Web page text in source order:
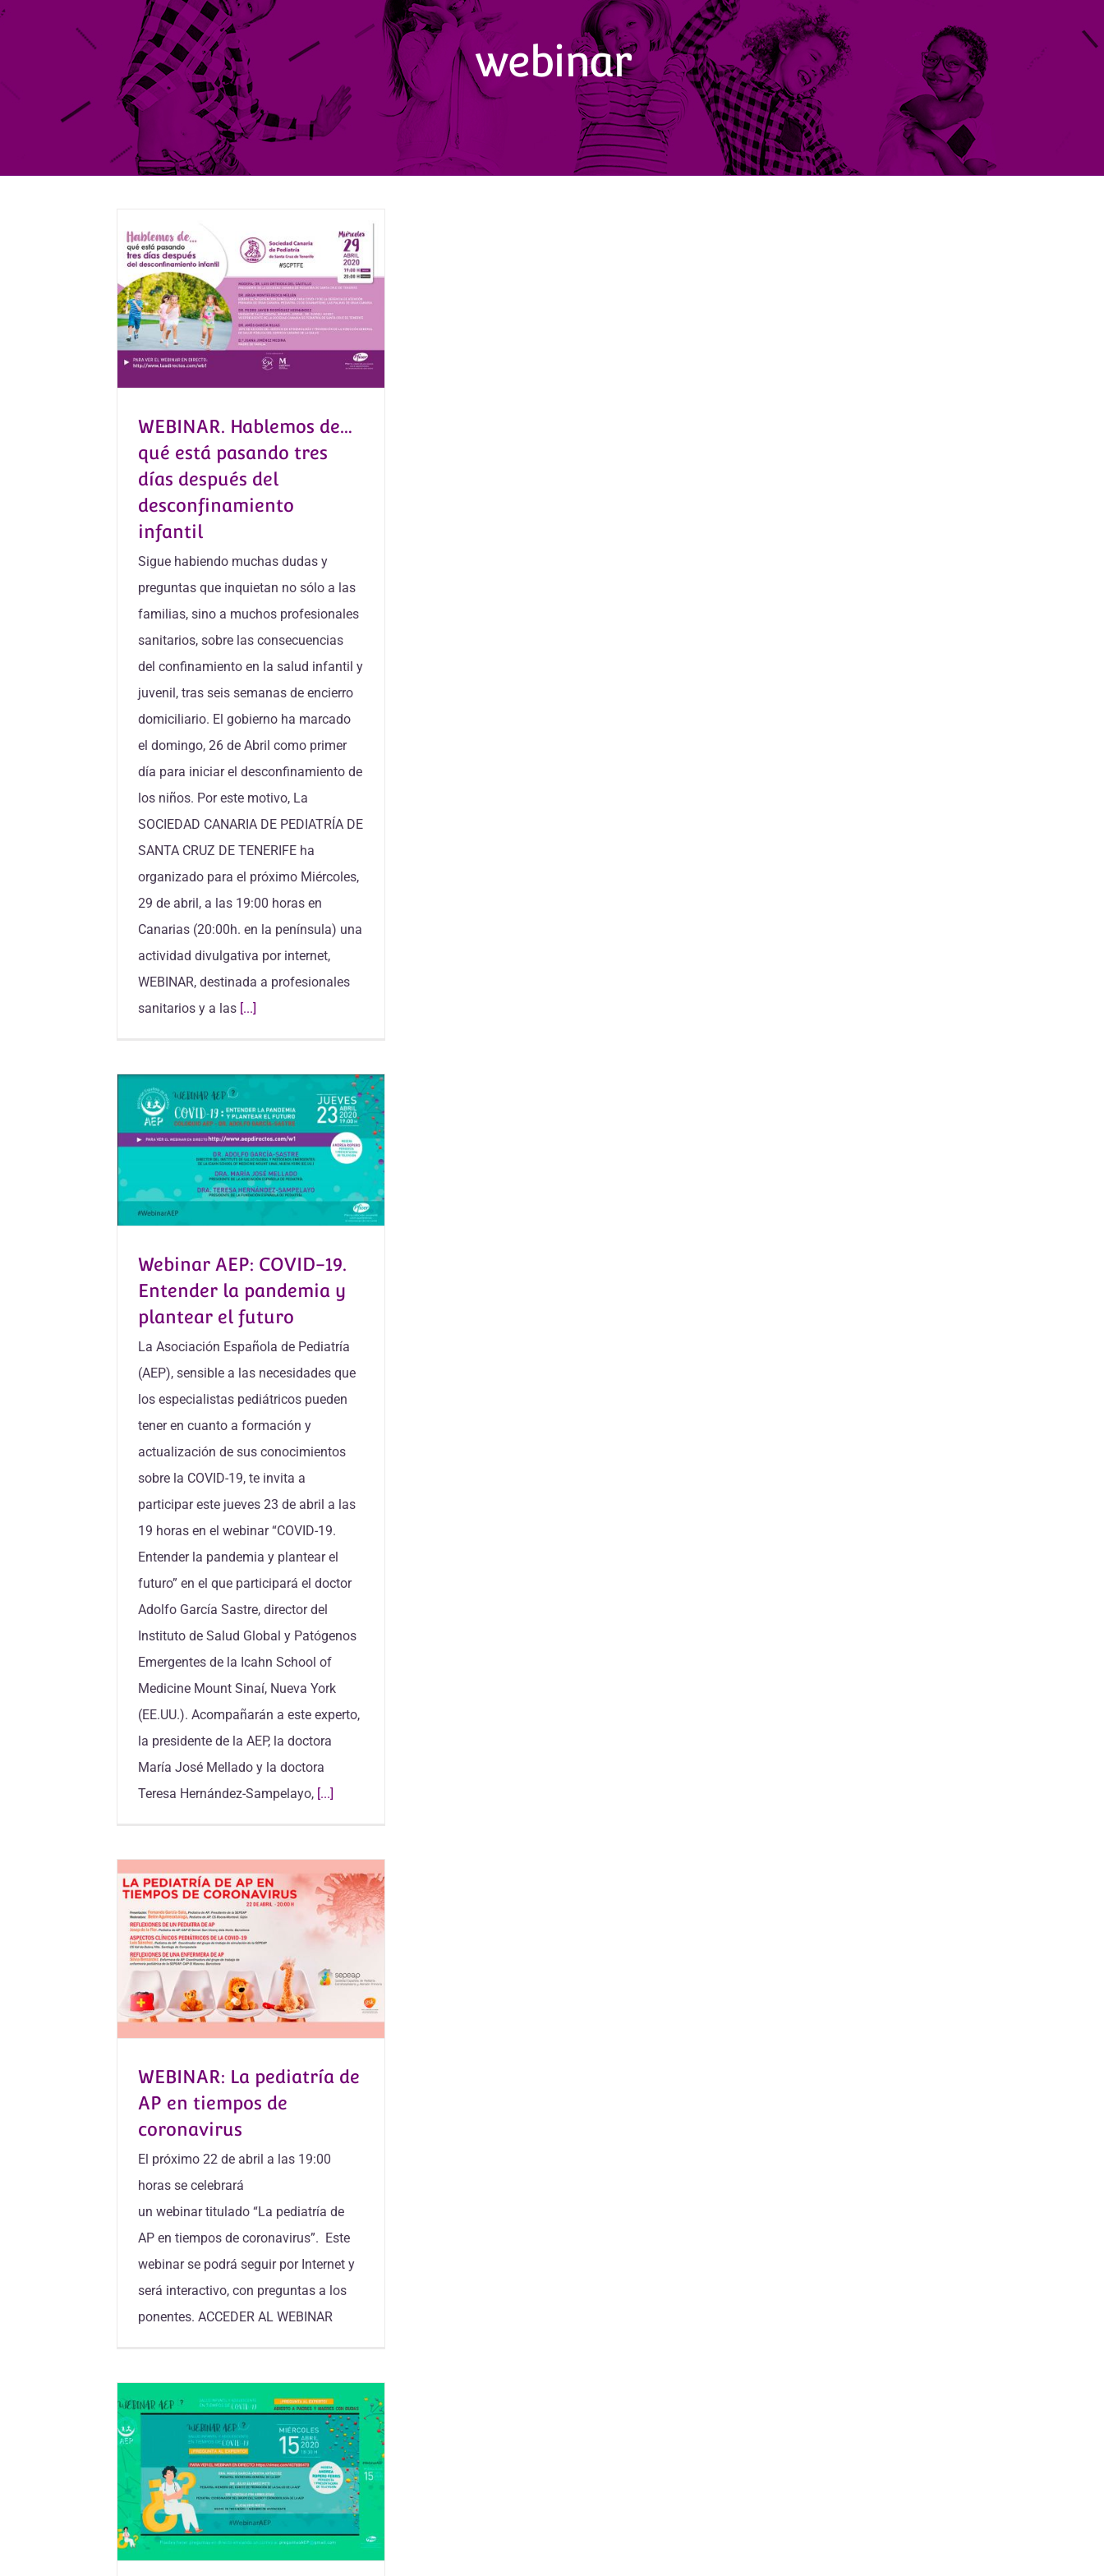
webinar
WEBINAR. Hablemos de…
qué está pasando tres
días después del
desconfinamiento
infantil
Sigue habiendo muchas dudas y
preguntas que inquietan no sólo a las
familias, sino a muchos profesionales
sanitarios, sobre las consecuencias
del confinamiento en la salud infantil y
juvenil, tras seis semanas de encierro
domiciliario. El gobierno ha marcado
el domingo, 26 de Abril como primer
día para iniciar el desconfinamiento de
los niños. Por este motivo, La
SOCIEDAD CANARIA DE PEDIATRÍA DE
SANTA CRUZ DE TENERIFE ha
organizado para el próximo Miércoles,
29 de abril, a las 19:00 horas en
Canarias (20:00h. en la península) una
actividad divulgativa por internet,
WEBINAR, destinada a profesionales
sanitarios y a las [...]
Webinar AEP: COVID-19.
Entender la pandemia y
plantear el futuro
La Asociación Española de Pediatría
(AEP), sensible a las necesidades que
los especialistas pediátricos pueden
tener en cuanto a formación y
actualización de sus conocimientos
sobre la COVID-19, te invita a
participar este jueves 23 de abril a las
19 horas en el webinar “COVID-19.
Entender la pandemia y plantear el
futuro” en el que participará el doctor
Adolfo García Sastre, director del
Instituto de Salud Global y Patógenos
Emergentes de la Icahn School of
Medicine Mount Sinaí, Nueva York
(EE.UU.). Acompañarán a este experto,
la presidente de la AEP, la doctora
María José Mellado y la doctora
Teresa Hernández-Sampelayo, [...]
WEBINAR: La pediatría de
AP en tiempos de
coronavirus
El próximo 22 de abril a las 19:00
horas se celebrará
un webinar titulado “La pediatría de
AP en tiempos de coronavirus”. Este
webinar se podrá seguir por Internet y
será interactivo, con preguntas a los
ponentes. ACCEDER AL WEBINAR